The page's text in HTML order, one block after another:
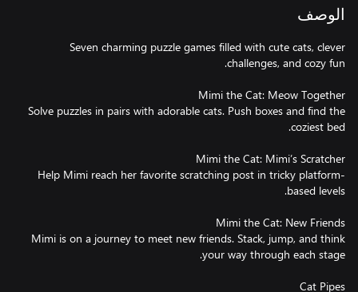
الوصف
Seven charming puzzle games filled with cute cats, clever
Solve puzzles in pairs with adorable cats. Push boxes and find the
Help Mimi reach her favorite scratching post in tricky platform-
Mimi is on a journey to meet new friends. Stack, jump, and think